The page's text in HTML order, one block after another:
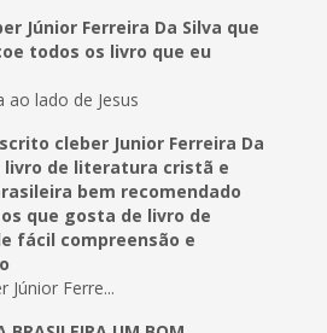
Júnior Ferreira Da Silva que
todos os livro que eu
ao lado de Jesus
cleber Junior Ferreira Da
livro de literatura cristã e
bem recomendado
que gosta de livro de
fácil compreensão e
Júnior Ferre...